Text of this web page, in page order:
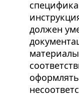
должен